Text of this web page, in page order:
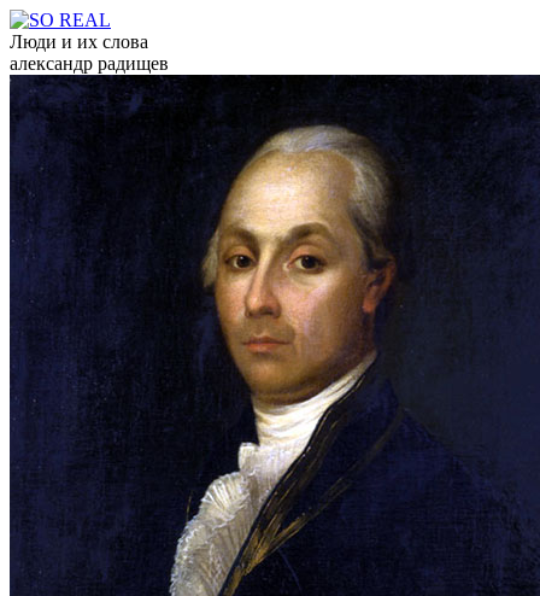
Люди и их слова
александр радищев